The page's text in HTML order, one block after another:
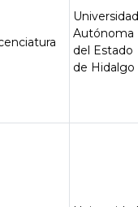
Autónoma
del Estado
de Hidalgo